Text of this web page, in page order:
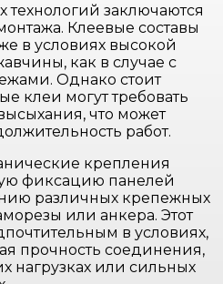
заключаются
Клеевые составы
в условиях высокой
как в случае с
Однако стоит
клеи могут требовать
что может
работ.
крепления
фиксацию панелей
различных крепежных
или анкера. Этот
в условиях,
прочность соединения,
нагрузках или сильных